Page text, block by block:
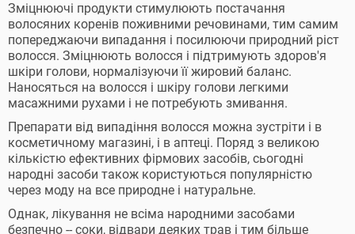
Зміцнюючі продукти стимулюють постачання
волосяних коренів поживними речовинами, тим самим
попереджаючи випадання і посилюючи природний ріст
волосся. Зміцнюють волосся і підтримують здоров'я
шкіри голови, нормалізуючи її жировий баланс.
Наносяться на волосся і шкіру голови легкими
масажними рухами і не потребують змивання.
Препарати від випадіння волосся можна зустріти і в
косметичному магазині, і в аптеці. Поряд з великою
кількістю ефективних фірмових засобів, сьогодні
народні засоби також користуються популярністю
через моду на все природне і натуральне.
Однак, лікування не всіма народними засобами
безпечно -- соки, відвари деяких трав і тим більше